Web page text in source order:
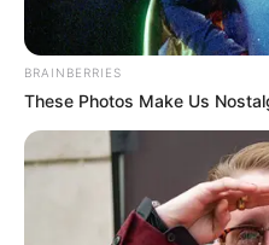
BRAINBERRIES
These Photos Make Us